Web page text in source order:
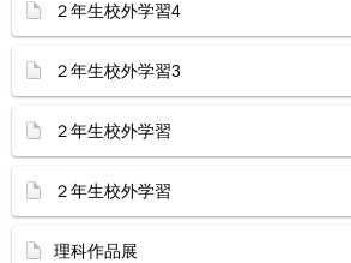
２年生校外学習4
２年生校外学習3
２年生校外学習
２年生校外学習
理科作品展